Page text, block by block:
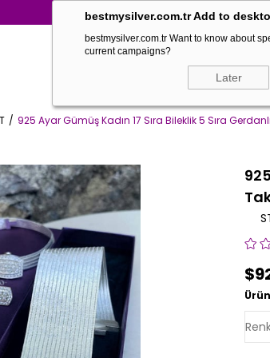
bestmysilver.com.tr Add to
bestmysilver.com.tr Want to know about
current campaigns?
Later
925 Ayar Gümüş Kadın 17 Sıra Bileklik 5 Sıra